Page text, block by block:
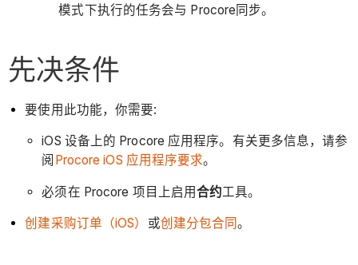
模式下执行的任务会与 Procore同步。
先决条件
要使用此功能，你需要:
iOS 设备上的 Procore 应用程序。有关更多信息，请参
阅 Procore iOS 应用程序要求。
必须在 Procore 项目上启用合约工具。
创建采购订单（iOS） 或创建分包合同。